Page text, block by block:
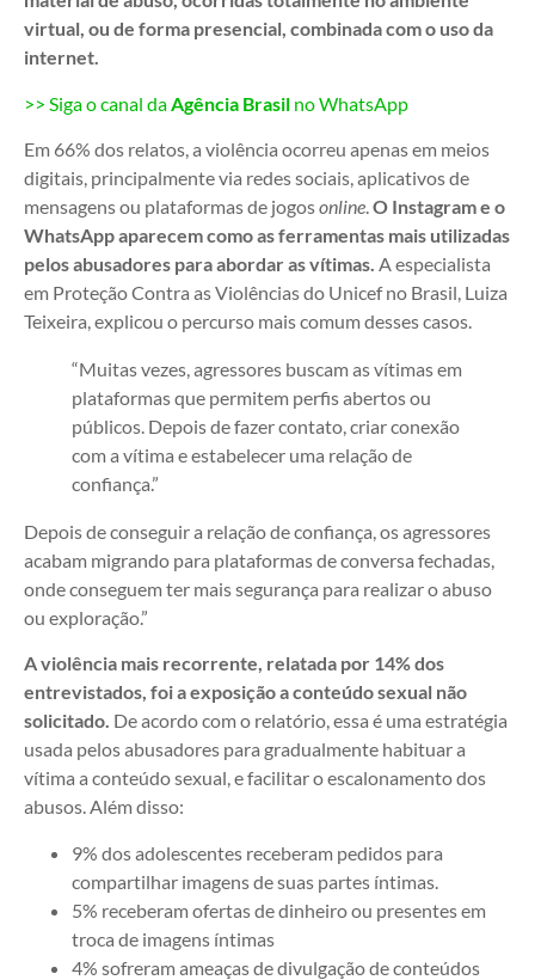
virtual, ou de forma presencial, combinada com o uso da
internet.
>> Siga o canal da Agência Brasil no WhatsApp
Em 66% dos relatos, a violência ocorreu apenas em meios
digitais, principalmente via redes sociais, aplicativos de
mensagens ou plataformas de jogosonline.O Instagram e o
WhatsApp aparecem como as ferramentas mais utilizadas
pelos abusadores para abordar as vítimas. A especialista
em Proteção Contra as Violências do Unicef no Brasil, Luiza
Teixeira, explicou o percurso mais comum desses casos.
“Muitas vezes, agressores buscam as vítimas em
plataformas que permitem perfis abertos ou
públicos. Depois de fazer contato, criar conexão
com a vítima e estabelecer uma relação de
confiança.”
Depois de conseguir a relação de confiança, os agressores
acabam migrando para plataformas de conversa fechadas,
onde conseguem ter mais segurança para realizar o abuso
ou exploração.”
A violência mais recorrente, relatada por 14% dos
entrevistados, foi a exposição a conteúdo sexual não
solicitado. De acordo com o relatório, essa é uma estratégia
usada pelos abusadores para gradualmente habituar a
vítima a conteúdo sexual, e facilitar o escalonamento dos
abusos. Além disso:
9% dos adolescentes receberam pedidos para
compartilhar imagens de suas partes íntimas.
5% receberam ofertas de dinheiro ou presentes em
troca de imagens íntimas
4% sofreram ameaças de divulgação de conteúdos